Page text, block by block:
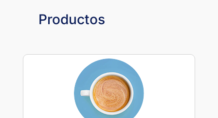
Productos